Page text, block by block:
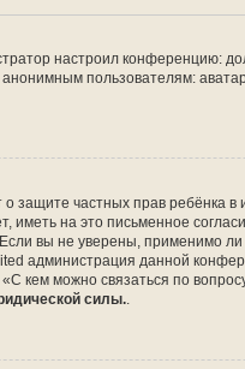
настроил
пользователям:
о защите частных прав
на это письменное
вы не уверены, применимо
администрация данной
кем можно связаться по
силы..